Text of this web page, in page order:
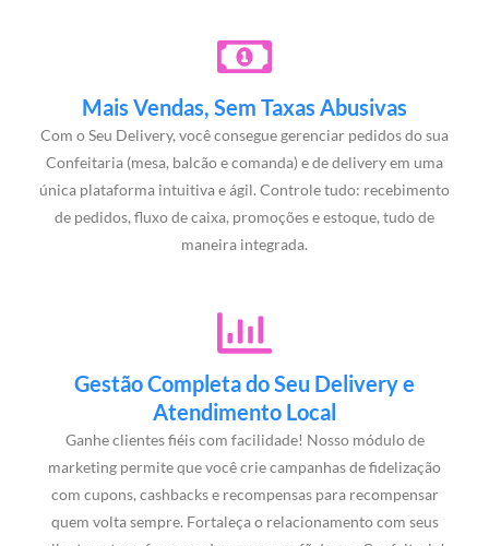
Mais Vendas, Sem Taxas Abusivas
Com o Seu Delivery, você consegue gerenciar pedidos do sua
Confeitaria (mesa, balcão e comanda) e de delivery em uma
única plataforma intuitiva e ágil. Controle tudo: recebimento
de pedidos, fluxo de caixa, promoções e estoque, tudo de
maneira integrada.
Gestão Completa do Seu Delivery e
Atendimento Local
Ganhe clientes fiéis com facilidade! Nosso módulo de
marketing permite que você crie campanhas de fidelização
com cupons, cashbacks e recompensas para recompensar
quem volta sempre. Fortaleça o relacionamento com seus